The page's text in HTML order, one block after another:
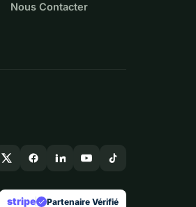
Nous Contacter
stripe check Partenaire Vérifié